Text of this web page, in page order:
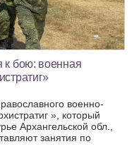
к бою: военная
военно-
», который
Архангельской обл.,
занятия по